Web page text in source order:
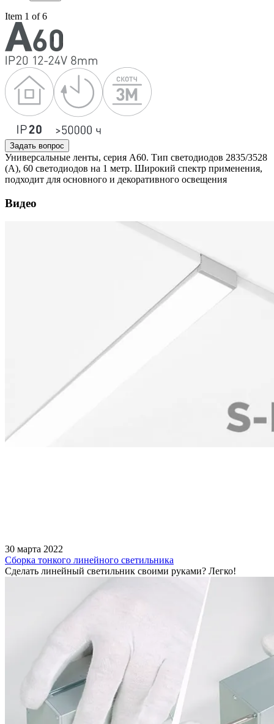
Item 1 of 6
Задать вопрос
Универсальные ленты, серия А60. Тип светодиодов 2835/3528
(А), 60 светодиодов на 1 метр. Широкий спектр применения,
подходит для основного и декоративного освещения
Видео
30 марта 2022
Сборка тонкого линейного светильника
Сделать линейный светильник своими руками? Легко!